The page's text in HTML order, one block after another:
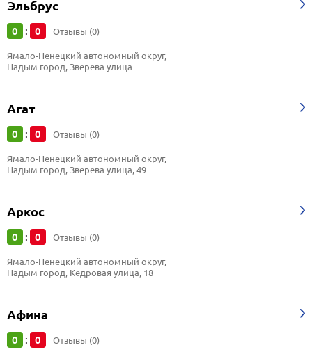
Эльбрус
0 : 0 Отзывы (0)
Ямало-Ненецкий автономный округ,
Надым город, Зверева улица
Агат
0 : 0 Отзывы (0)
Ямало-Ненецкий автономный округ,
Надым город, Зверева улица, 49
Аркос
0 : 0 Отзывы (0)
Ямало-Ненецкий автономный округ,
Надым город, Кедровая улица, 18
Афина
0 : 0 Отзывы (0)